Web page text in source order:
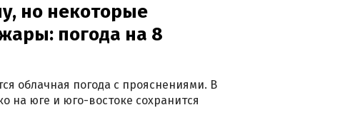
но некоторые
погода на 8
облачная погода с прояснениями. В
на юге и юго-востоке сохранится